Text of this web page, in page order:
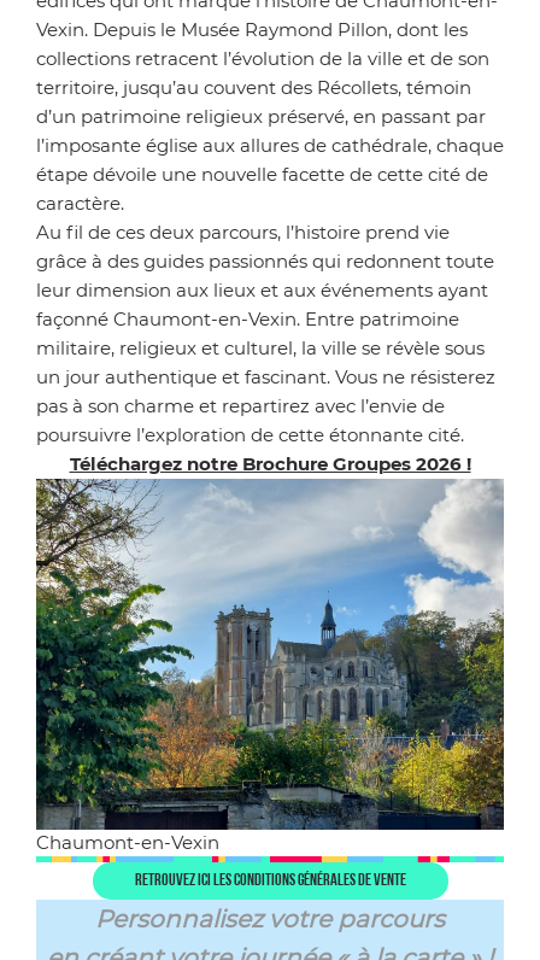
Vexin. Depuis le Musée Raymond Pillon, dont les
collections retracent l’évolution de la ville et de son
territoire, jusqu’au couvent des Récollets, témoin
d’un patrimoine religieux préservé, en passant par
l’imposante église aux allures de cathédrale, chaque
étape dévoile une nouvelle facette de cette cité de
caractère.
Au fil de ces deux parcours, l’histoire prend vie
grâce à des guides passionnés qui redonnent toute
leur dimension aux lieux et aux événements ayant
façonné Chaumont-en-Vexin. Entre patrimoine
militaire, religieux et culturel, la ville se révèle sous
un jour authentique et fascinant. Vous ne résisterez
pas à son charme et repartirez avec l’envie de
poursuivre l’exploration de cette étonnante cité.
Téléchargez notre Brochure Groupes 2026 !
Chaumont-en-Vexin
Retrouvez ici les conditions générales de vente
Personnalisez votre parcours